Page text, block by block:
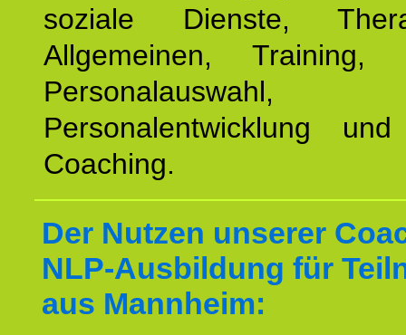
soziale Dienste,
Allgemeinen, Training,
Personalauswahl,
Personalentwicklung
Coaching.
Der Nutzen unserer
NLP-Ausbildung für
aus Mannheim: